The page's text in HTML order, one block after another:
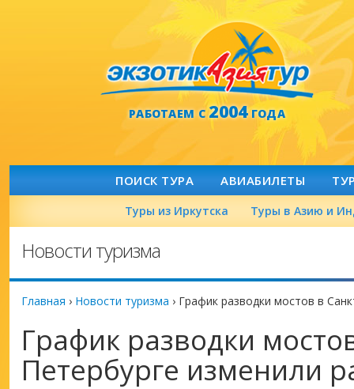
РАБОТАЕМ С2004ГОДА
ПОИСК ТУРА АВИАБИЛЕТЫ
Туры из Иркутска Туры в Азию и
Новости туризма
Главная › Новости туризма › График разводки мостов в
График разводки
Петербурге изменили